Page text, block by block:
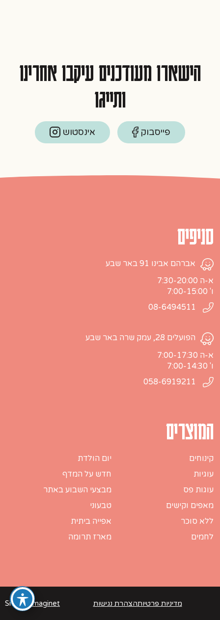
הישארו מעודכנים עיקבו אחרינו
ותייגו
פייסבוק אינסטוש
סניפים
אברהם אבינו 91 באר שבע
א-ה 7:30-20:00
ו' 7:00-15:00
הפועלים 28, עמק שרה באר שבע
א-ה 7:00-17:30
ו' 7:00-14:30
המוצרים
קינוחים
עוגיות
עוגות פס
מאפים וקישים
ללא סוכר
לחמים
יום הולדת
חדש על המדף
מבצעי השבוע באתר
טבעוני
אפייה ביתית
מארז תרומה
מדיניות פרטיותהצהרת נגישות Site byImaginet